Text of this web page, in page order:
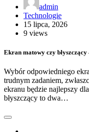
admin
Technologie
15 lipca, 2026
9 views
Ekran matowy czy błyszczący
Wybór odpowiedniego
trudnym zadaniem,
ekranu będzie najlepszy
błyszczący to dwa…